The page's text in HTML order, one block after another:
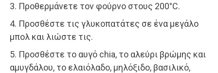
3. Προθερμάνετε τον φούρνο στους 200°C.
4. Προσθέστε τις γλυκοπατάτες σε ένα μεγάλο
μπολ και λιώστε τις.
5. Προσθέστε το αυγό chia, το αλεύρι βρώμης και
αμυγδάλου, το ελαιόλαδο, μηλόξιδο, βασιλικό,